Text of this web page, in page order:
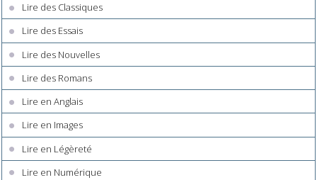
Lire des Classiques
Lire des Essais
Lire des Nouvelles
Lire des Romans
Lire en Anglais
Lire en Images
Lire en Légèreté
Lire en Numérique